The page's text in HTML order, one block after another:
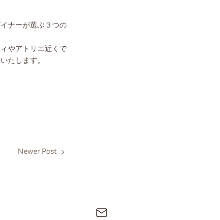
ナーが選ぶ３つの
やアトリエ近くで
たします。
Newer Post